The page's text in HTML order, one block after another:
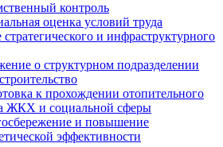
контроль
оценка условий труда
и инфраструктурного
о структурном подразделении
к прохождении отопительного
ЖКХ и социальной сферы
и повышение
эффективности